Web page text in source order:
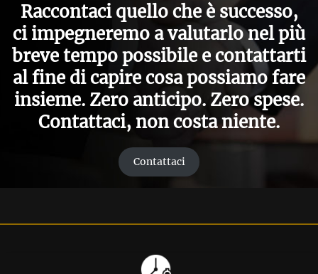
Raccontaci quello che è successo,
ci impegneremo a valutarlo nel più
breve tempo possibile e contattarti
al fine di capire cosa possiamo fare
insieme. Zero anticipo. Zero spese.
Contattaci, non costa niente.
Contattaci